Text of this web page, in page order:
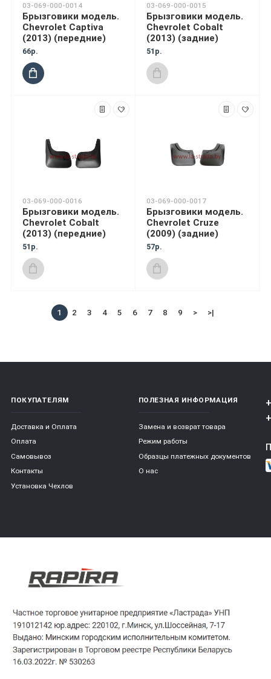
03-069-000-0014
Брызговики модель.
Chevrolet Captiva
(2013) (передние)
66р.
03-069-000-0015
Брызговики модель.
Chevrolet Cobalt
(2013) (задние)
51р.
03-069-000-0016
Брызговики модель.
Chevrolet Cobalt
(2013) (передние)
51р.
03-069-000-0017
Брызговики модель.
Chevrolet Cruze
(2009) (задние)
57р.
1 2 3 4 5 6 7 8 9 > >|
ПОКУПАТЕЛЯМ
Доставка и Оплата
Оплата
Самовывоз
Контакты
Установка Чехлов
ПОЛЕЗНАЯ ИНФОРМАЦИЯ
Замена и возврат товара
Режим работы
Образцы платежных документов
О нас